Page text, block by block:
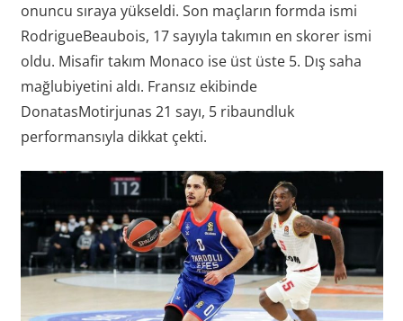
onuncu sıraya yükseldi. Son maçların formda ismi
RodrigueBeaubois, 17 sayıyla takımın en skorer ismi
oldu. Misafir takım Monaco ise üst üste 5. Dış saha
mağlubiyetini aldı. Fransız ekibinde
DonatasMotirjunas 21 sayı, 5 ribaundluk
performansıyla dikkat çekti.